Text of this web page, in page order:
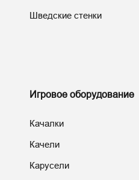
Шведские стенки
Игровое оборудование
Качалки
Качели
Карусели